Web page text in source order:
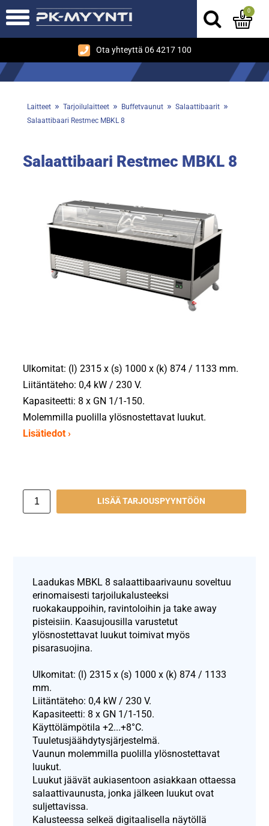
Ota yhteyttä 06 4217 100
0
Laitteet » Tarjoilulaitteet » Buffetvaunut » Salaattibaarit »
Salaattibaari Restmec MBKL 8
Salaattibaari Restmec MBKL 8
Ulkomitat: (l) 2315 x (s) 1000 x (k) 874 / 1133 mm.
Liitäntäteho: 0,4 kW / 230 V.
Kapasiteetti: 8 x GN 1/1-150.
Molemmilla puolilla ylösnostettavat luukut.
Lisätiedot ›
LISÄÄ TARJOUSPYYNTÖÖN
Laadukas MBKL 8 salaattibaarivaunu soveltuu
erinomaisesti tarjoilukalusteeksi
ruokakauppoihin, ravintoloihin ja take away
pisteisiin. Kaasujousilla varustetut
ylösnostettavat luukut toimivat myös
pisarasuojina.
Ulkomitat: (l) 2315 x (s) 1000 x (k) 874 / 1133
mm.
Liitäntäteho: 0,4 kW / 230 V.
Kapasiteetti: 8 x GN 1/1-150.
Käyttölämpötila +2...+8°C.
Tuuletusjäähdytysjärjestelmä.
Vaunun molemmilla puolilla ylösnostettavat
luukut.
Luukut jäävät aukiasentoon asiakkaan ottaessa
salaattivaunusta, jonka jälkeen luukut ovat
suljettavissa.
Kalusteessa selkeä digitaalisella näytöllä